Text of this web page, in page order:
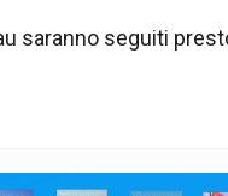
saranno seguiti